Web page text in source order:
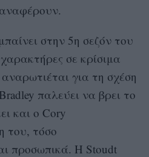
στην 5η σεζόν του
σε κρίσιμα
για τη σχέση
παλεύει να βρει το
και ο Cory
του, τόσο
προσωπικά. Η Stoudt